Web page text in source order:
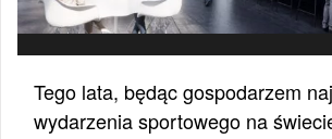
Tego lata, będąc gospodarzem
wydarzenia sportowego na